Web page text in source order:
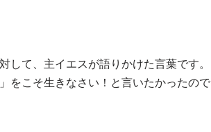
て、主イエスが語りかけた言葉です。
をこそ生きなさい！と言いたかったので